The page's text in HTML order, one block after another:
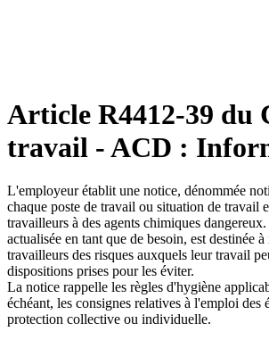
Article R4412-39 du
travail - ACD :
L'employeur établit une notice, dénommée
chaque poste de travail ou situation de travail
travailleurs à des agents chimiques
actualisée en tant que de besoin, est destinée
travailleurs des risques auxquels leur travail
dispositions prises pour les éviter.
La notice rappelle les règles d'hygiène
échéant, les consignes relatives à l'emploi des
protection collective ou individuelle.